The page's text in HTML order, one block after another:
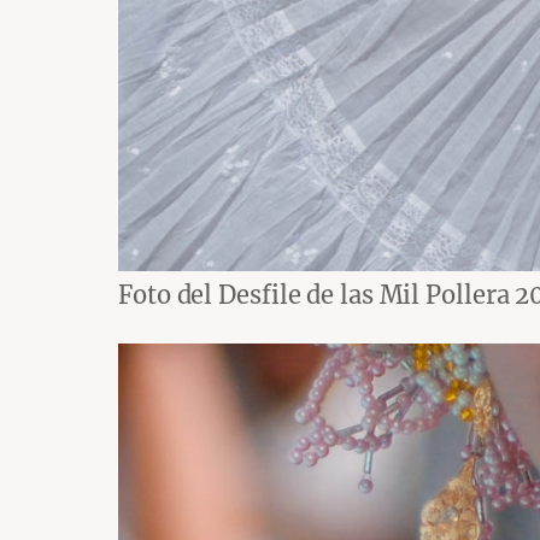
Foto del Desfile de las Mil Pollera